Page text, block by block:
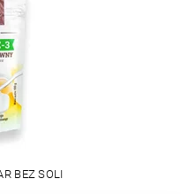
BEZ SOLI